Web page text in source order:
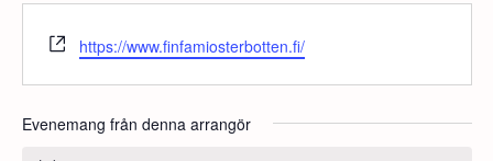
Website
https://www.finfamiosterbotten.fi/
Evenemang från denna arrangör